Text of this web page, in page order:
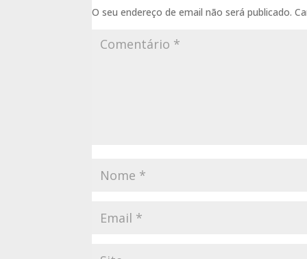
O seu endereço de email não será publicado.